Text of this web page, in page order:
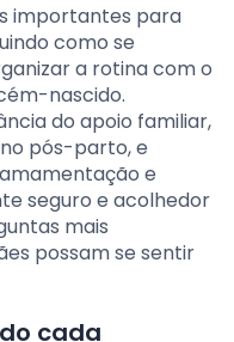
importantes para
como se
a rotina com o
nascido.
do apoio familiar,
pós-parto, e
e
seguro e acolhedor
mais
possam se sentir
cada